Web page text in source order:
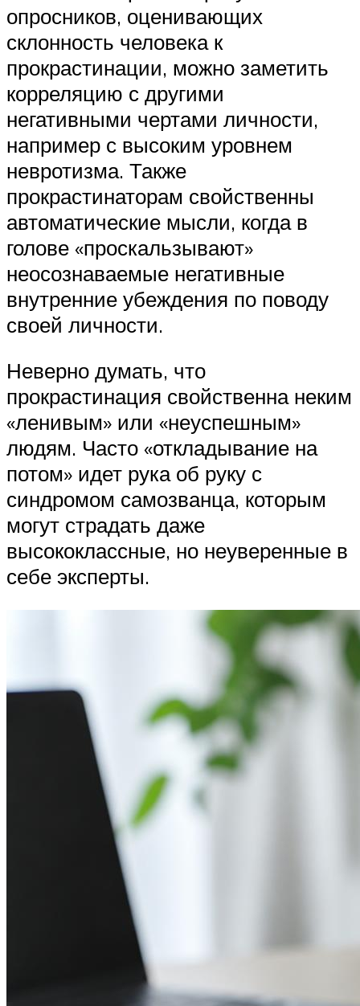
опросников, оценивающих
склонность человека к
прокрастинации, можно заметить
корреляцию с другими
негативными чертами личности,
например с высоким уровнем
невротизма. Также
прокрастинаторам свойственны
автоматические мысли, когда в
голове «проскальзывают»
неосознаваемые негативные
внутренние убеждения по поводу
своей личности.
Неверно думать, что
прокрастинация свойственна неким
«ленивым» или «неуспешным»
людям. Часто «откладывание на
потом» идет рука об руку с
синдромом самозванца, которым
могут страдать даже
высококлассные, но неуверенные в
себе эксперты.